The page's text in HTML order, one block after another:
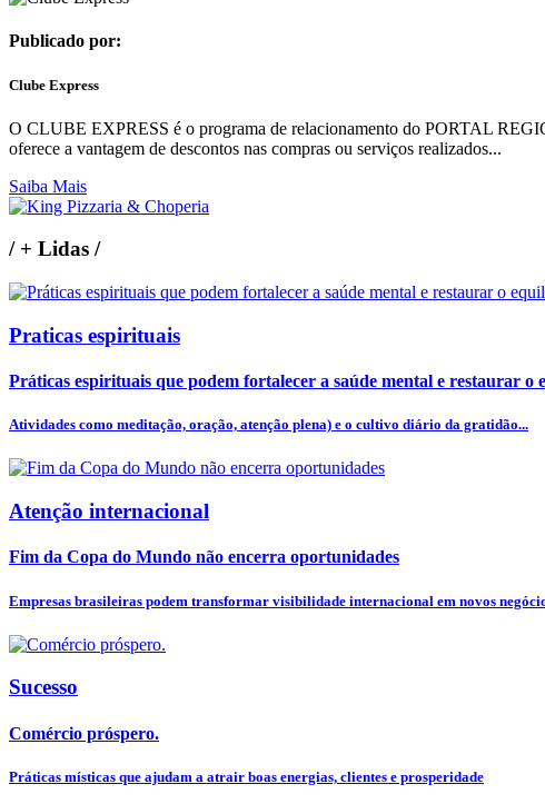
Publicado por:
Clube Express
O CLUBE EXPRESS é o programa de relacionamento do PORTAL
oferece a vantagem de descontos nas compras ou serviços realizados...
Saiba Mais
/+ Lidas /
Praticas espirituais
Práticas espirituais que podem fortalecer a saúde mental e restaurar o
Atividades como meditação, oração, atenção plena) e o cultivo diário da gratidão...
Atenção internacional
Fim da Copa do Mundo não encerra oportunidades
Empresas brasileiras podem transformar visibilidade internacional em novos
Sucesso
Comércio próspero.
Práticas místicas que ajudam a atrair boas energias, clientes e prosperidade